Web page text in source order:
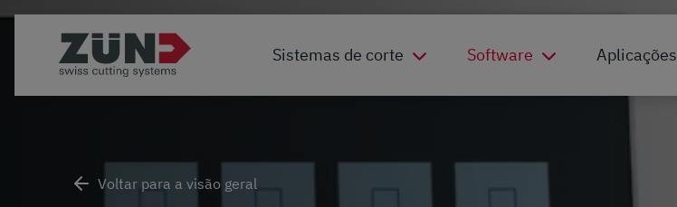
Sistemas de corte Software Aplicações
Voltar para a visão geral